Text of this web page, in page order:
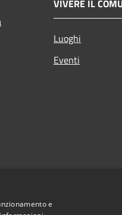
VIVERE IL
Luoghi
Eventi
e